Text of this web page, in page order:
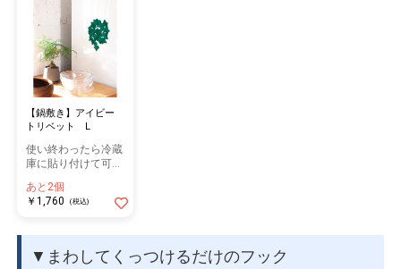
【鍋敷き】アイビー
トリベット L
使い終わったら冷蔵
庫に貼り付けて可愛
あと2個
￥1,760
(税込)
▼まわしてくっつけるだけのフック